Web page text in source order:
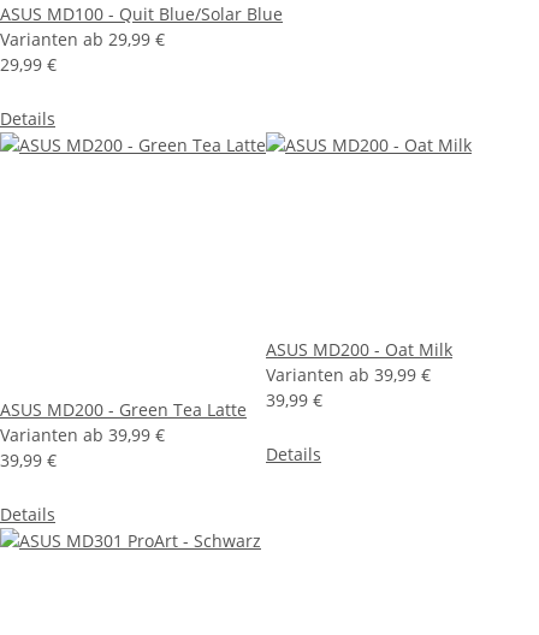
ASUS MD100 - Quit Blue/Solar Blue
Varianten ab 29,99 €
29,99 €
Details
ASUS MD200 - Green Tea Latte
Varianten ab 39,99 €
39,99 €
Details
ASUS MD200 - Oat Milk
Varianten ab 39,99 €
39,99 €
Details